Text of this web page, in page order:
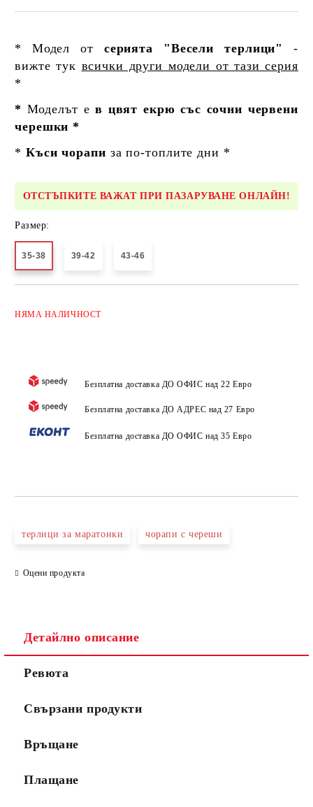
* Модел от серията "Весели терлици"
-
вижте тук всички други модели от тази серия
*
* Моделът ев цвят екрю със сочни червени
черешки *
* Къси чорапи за по-топлите дни *
ОТСТЪПКИТЕ ВАЖАТ ПРИ ПАЗАРУВАНЕ ОНЛАЙН!
Размер:
35-38 39-42 43-46
НЯМА НАЛИЧНОСТ
Безплатна доставка ДО ОФИС над 22 Евро
Безплатна доставка ДО АДРЕС над 27 Евро
Безплатна доставка ДО ОФИС над 35 Евро
терлици за маратонки чорапи с череши
Оцени продукта
Детайлно описание
Ревюта
Свързани продукти
Връщане
Плащане